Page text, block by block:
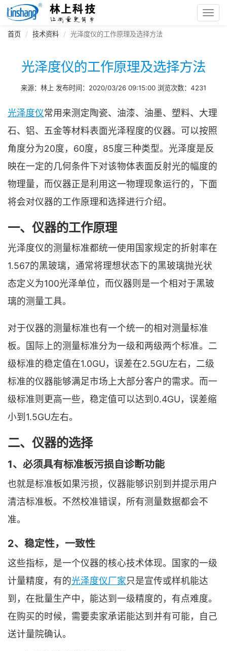
首页 技术资料 光泽度仪的工作原理及选择方法
光泽度仪的工作原理及选择方法
来源：林上 发布时间：2020/03/26 09:15:00 浏览次数：4231
光泽度仪常用来测定陶瓷、油漆、油墨、塑料、大理
石、铝、五金等材料表面光泽程度的仪器。可以按照
角度分为20度，60度，85度三种类型。光泽度是反
映在一定的几何条件下对该物体表面反射光的幅度的
物理量，而仪器正是利用这一物理现象运行的，下面
将会对仪器的工作原理和选择进行介绍。
一、仪器的工作原理
光泽度仪的测量标准都统一使用国家规定的折射率在
1.567的黑玻璃，通常将理想状态下的黑玻璃抛光状
态定义为100光泽单位，而仪器则是一个相对于黑玻
璃的测量工具。
对于仪器的测量标准也有一个统一的相对测量标准
板。国际上的测量标准分为一级和两级两个标准。二
级标准的稳定值在1.0GU，误差在2.5GU左右，二级
标准的仪器能够满足市场上大部分客户的需求。而一
级标准则更高一些，稳定值可以达到0.4GU，误差缩
小到1.5GU左右。
二、仪器的选择
1、必须具有标准板污损自诊断功能
也就是标准板如果污损，仪器能够识别到并提示用户
清洁标准板。不然校准错误，所有测量数据都会不
准。
2、稳定性，一致性
这些指标，是一个仪器的核心技术体现。国家的一级
计量精度，有的光泽度仪厂家只是宣传或样机能达
到，在批量生产中，能达到一级精度的，有点难度。
在购买的时候，需要卖家承诺能达到并有可能，自己
送计量院确认。